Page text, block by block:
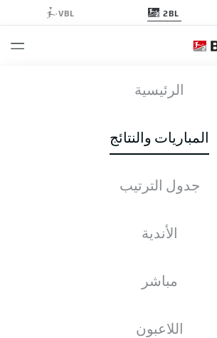
2BL
VBL
الرئيسية
المباريات والنتائج
جدول الترتيب
الأندية
مباشر
اللاعبون
3
4
الأخبار التشكيلات الإحصائيات